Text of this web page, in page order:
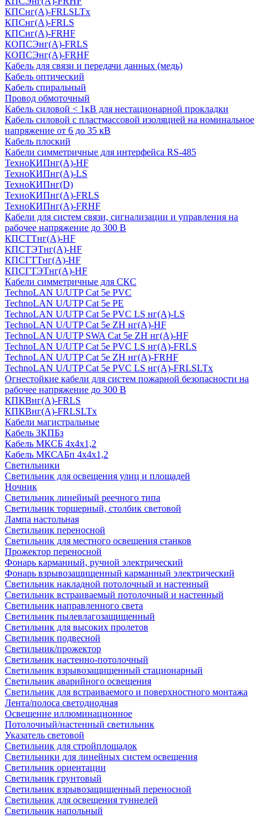
КПСнг(А)-FRLSLTx
КПСнг(А)-FRLS
КПСнг(А)-FRHF
КОПСЭнг(А)-FRLS
КОПСЭнг(А)-FRHF
Кабель для связи и передачи данных (медь)
Кабель оптический
Кабель спиральный
Провод обмоточный
Кабель силовой < 1кВ для нестационарной прокладки
Кабель силовой с пластмассовой изоляцией на номинальное
напряжение от 6 до 35 кВ
Кабель плоский
Кабели симметричные для интерфейса RS-485
ТеxноКИПнг(A)-HF
ТеxноКИПнг(A)-LS
ТеxноКИПнг(D)
ТехноКИПнг(A)-FRLS
ТехноКИПнг(A)-FRHF
Кабели для систем связи, сигнализации и управления на
рабочее напряжение до 300 В
КПСТТнг(A)-HF
КПСТЭТнг(A)-HF
КПСГТТнг(A)-HF
КПСГТЭТнг(A)-HF
Кабели симметричные для СКС
TechnoLAN U/UTP Cat 5e PVC
TechnoLAN U/UTP Cat 5e PE
TechnoLAN U/UTP Cat 5e PVC LS нг(A)-LS
TechnoLAN U/UTP Cat 5e ZH нг(A)-HF
TechnoLAN U/UTP SWA Cat 5e ZH нг(A)-HF
TechnoLAN U/UTP Cat 5e PVC LS нг(A)-FRLS
TechnoLAN U/UTP Cat 5e ZH нг(A)-FRHF
TechnoLAN U/UTP Cat 5e PVC LS нг(A)-FRLSLTx
Огнестойкие кабели для систем пожарной безопасности на
рабочее напряжение до 300 В
КПКВнг(A)-FRLS
КПКВнг(A)-FRLSLTx
Кабели магистральные
Кабель ЗКПБз
Кабель МКСБ 4х4х1,2
Кабель МКСАБп 4х4х1,2
Светильники
Светильник для освещения улиц и площадей
Ночник
Светильник линейный реечного типа
Светильник торшерный, столбик световой
Лампа настольная
Светильник переносной
Светильник для местного освещения станков
Прожектор переносной
Фонарь карманный, ручной электрический
Фонарь взрывозащищенный карманный электрический
Светильник накладной потолочный и настенный
Светильник встраиваемый потолочный и настенный
Светильник направленного света
Светильник пылевлагозащищенный
Светильник для высоких пролетов
Светильник подвесной
Светильник/прожектор
Светильник настенно-потолочный
Светильник взрывозащищенный стационарный
Светильник аварийного освещения
Светильник для встраиваемого и поверхностного монтажа
Лента/полоса светодиодная
Освещение иллюминационное
Потолочный/настенный светильник
Указатель световой
Светильник для стройплощадок
Светильники для линейных систем освещения
Светильник ориентации
Светильник грунтовый
Светильник взрывозащищенный переносной
Светильник для освещения туннелей
Светильник напольный